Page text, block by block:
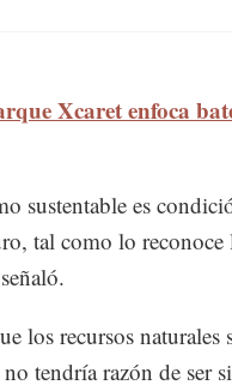
Xcaret enfoca
sustentable es
tal como lo reconoce
los recursos naturales
tendría razón de ser